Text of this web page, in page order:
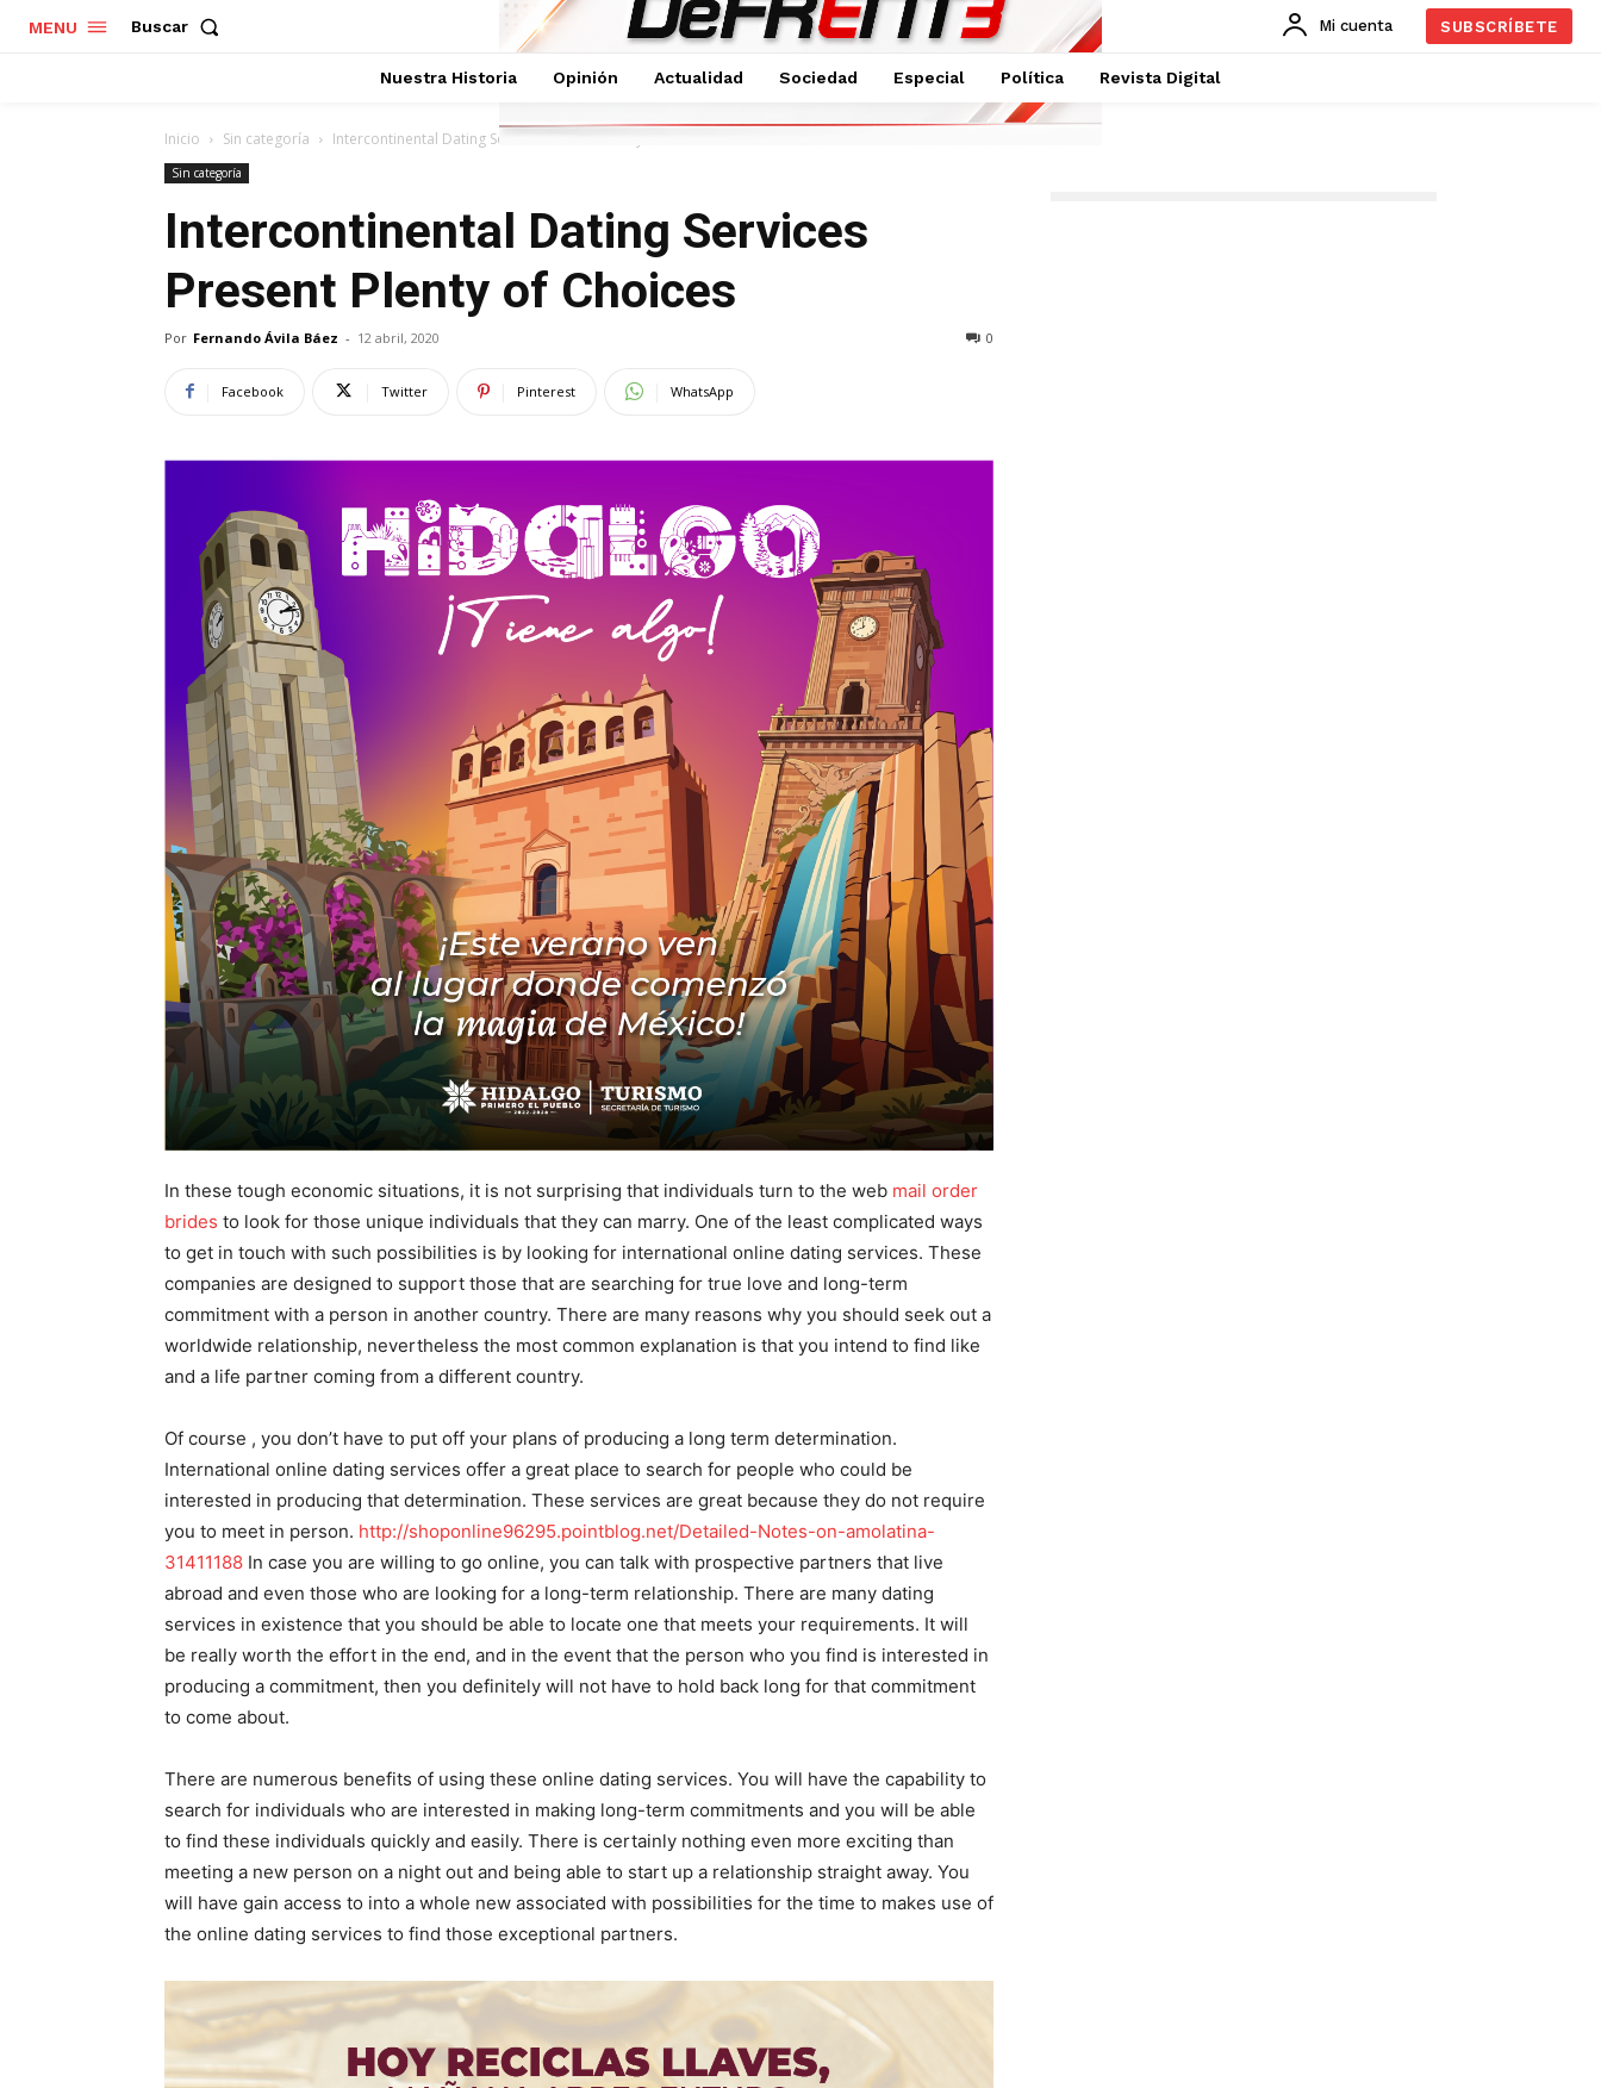
MENU Buscar Mi cuenta SUBSCRÍBETE
Nuestra Historia Opinión Actualidad Sociedad Especial Política Revista Digital
Inicio Sin categoría Intercontinental Dating Services Present Plenty of Choices
Sin categoría
Intercontinental Dating Services
Present Plenty of Choices
Por Fernando Ávila Báez - 12 abril, 2020 0
Facebook Twitter Pinterest WhatsApp
In these tough economic situations, it is not surprising that individuals turn to the web mail order
brides to look for those unique individuals that they can marry. One of the least complicated ways
to get in touch with such possibilities is by looking for international online dating services. These
companies are designed to support those that are searching for true love and long-term
commitment with a person in another country. There are many reasons why you should seek out a
worldwide relationship, nevertheless the most common explanation is that you intend to find like
and a life partner coming from a different country.
Of course , you don’t have to put off your plans of producing a long term determination.
International online dating services offer a great place to search for people who could be
interested in producing that determination. These services are great because they do not require
you to meet in person. http://shoponline96295.pointblog.net/Detailed-Notes-on-amolatina-
31411188 In case you are willing to go online, you can talk with prospective partners that live
abroad and even those who are looking for a long-term relationship. There are many dating
services in existence that you should be able to locate one that meets your requirements. It will
be really worth the effort in the end, and in the event that the person who you find is interested in
producing a commitment, then you definitely will not have to hold back long for that commitment
to come about.
There are numerous benefits of using these online dating services. You will have the capability to
search for individuals who are interested in making long-term commitments and you will be able
to find these individuals quickly and easily. There is certainly nothing even more exciting than
meeting a new person on a night out and being able to start up a relationship straight away. You
will have gain access to into a whole new associated with possibilities for the time to makes use of
the online dating services to find those exceptional partners.